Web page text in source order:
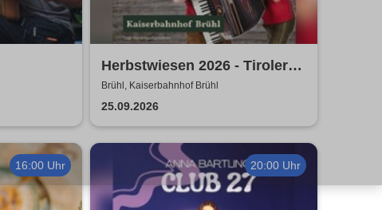
Herbstwiesen 2026 - Tiroler
Partymander live |
Kaiserbahnhof Brühl
Brühl, Kaiserbahnhof Brühl
25.09.2026
16:00 Uhr 20:00 Uhr